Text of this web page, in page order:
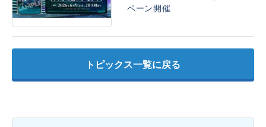
ペーン開催
トピックス一覧に戻る